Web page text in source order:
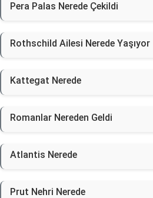
Pera Palas Nerede Çekildi
Rothschild Ailesi Nerede Yaşıyor
Kattegat Nerede
Romanlar Nereden Geldi
Atlantis Nerede
Prut Nehri Nerede